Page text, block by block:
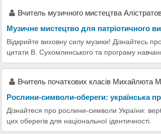
Вчитель музичного мистецтва
Музичне мистецтво для патріотичного
Відкрийте виховну силу музики! Дізнайтесь
цитати В. Сухомлинського та програму
Вчитель початкових класів Михайлюта
Рослини-символи-обереги: українська
Дізнайтеся про рослини-символи України:
цих оберегів для національної ідентичності.